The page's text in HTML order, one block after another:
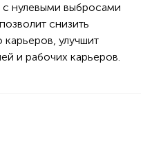
нулевыми выбросами
снизить
карьеров, улучшит
и рабочих карьеров.